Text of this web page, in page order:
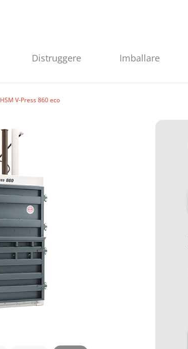
Distruggere Imballare
HSM V-Press 860 eco